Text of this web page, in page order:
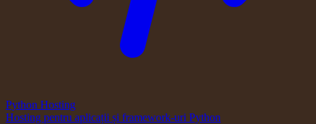
Python Hosting
Hosting pentru aplicații și framework-uri Python